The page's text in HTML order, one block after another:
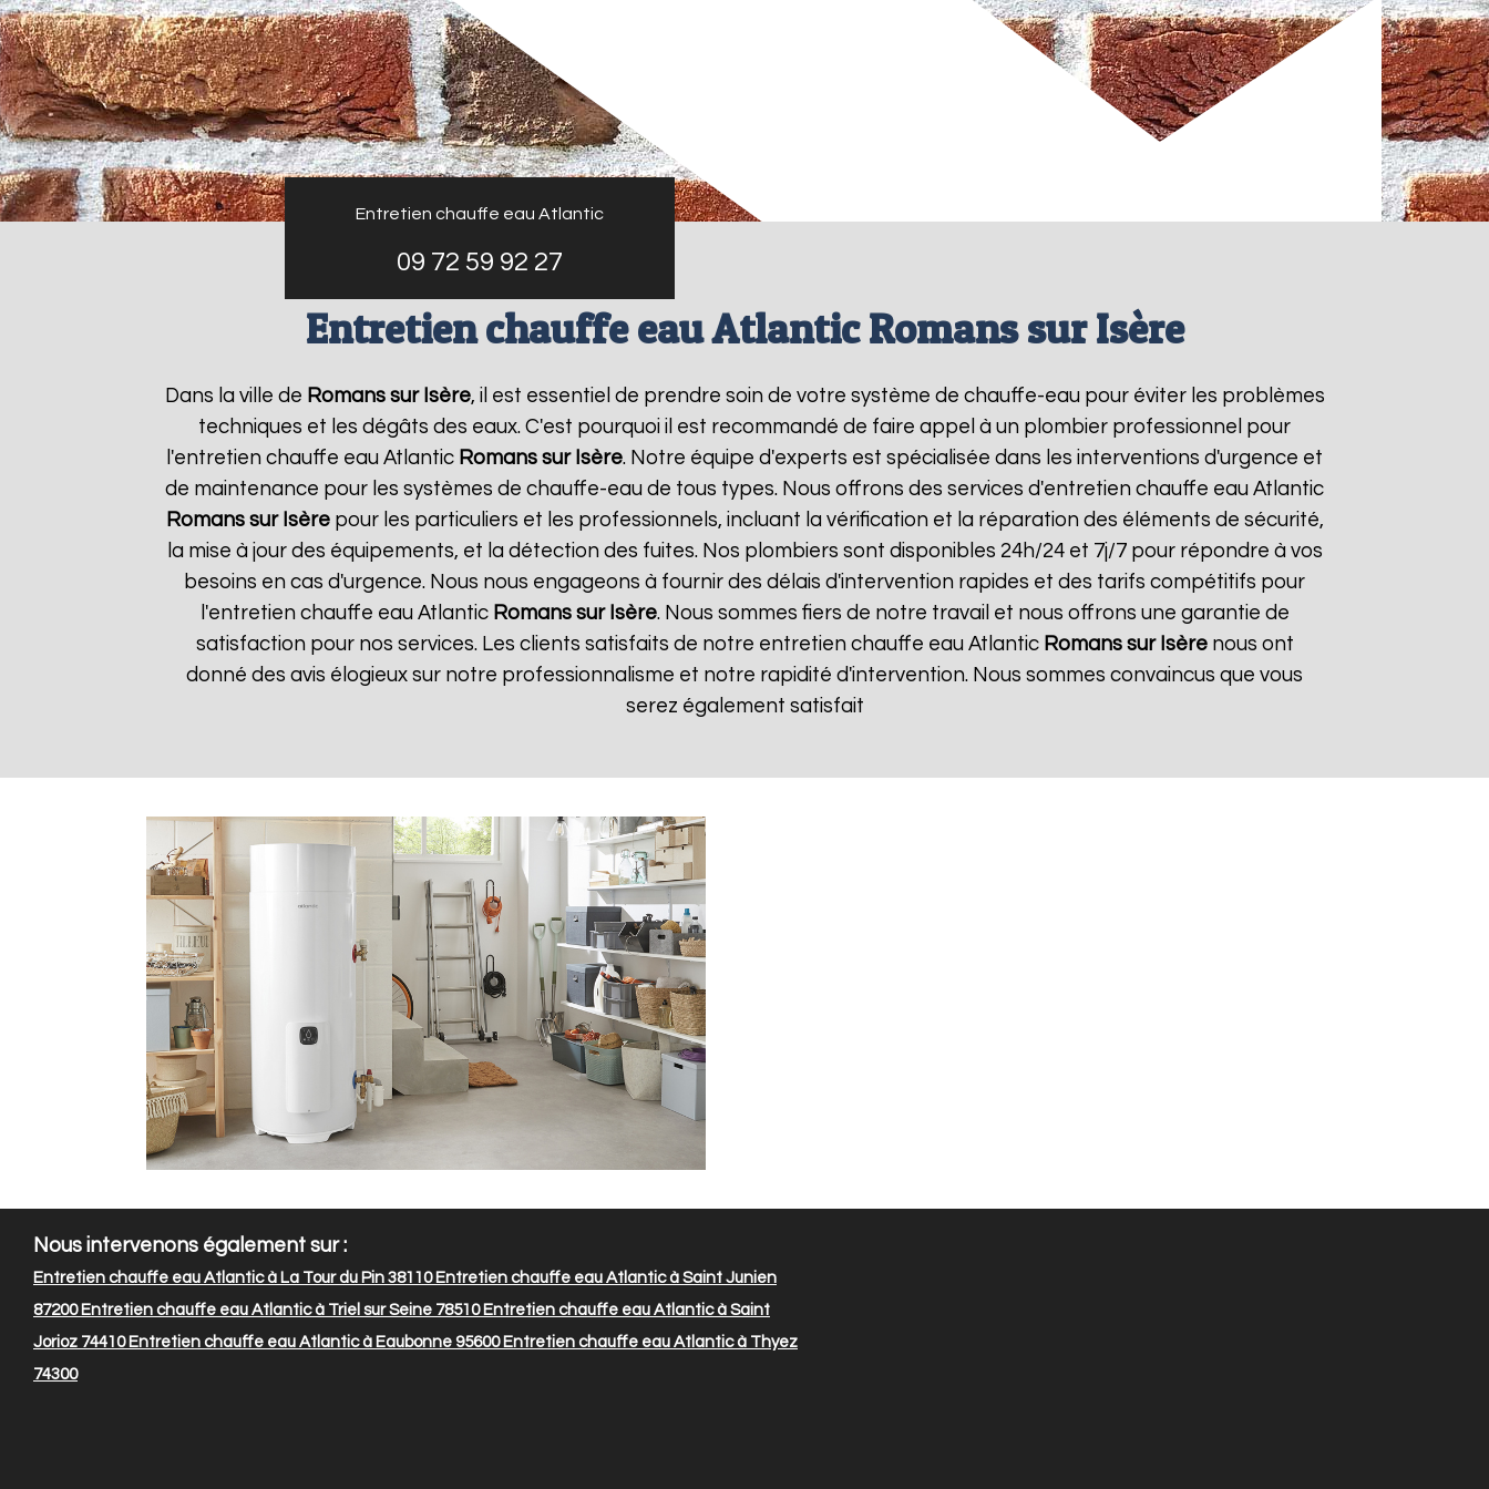
Entretien chauffe eau Atlantic
09 72 59 92 27
Entretien chauffe eau Atlantic Romans sur Isère
Dans la ville de Romans sur Isère, il est essentiel de prendre soin de votre système de chauffe-eau pour éviter les problèmes
techniques et les dégâts des eaux. C'est pourquoi il est recommandé de faire appel à un plombier professionnel pour
l'entretien chauffe eau Atlantic Romans sur Isère. Notre équipe d'experts est spécialisée dans les interventions d'urgence et
de maintenance pour les systèmes de chauffe-eau de tous types. Nous offrons des services d'entretien chauffe eau Atlantic
Romans sur Isèrepour les particuliers et les professionnels, incluant la vérification et la réparation des éléments de sécurité,
la mise à jour des équipements, et la détection des fuites. Nos plombiers sont disponibles 24h/24 et 7j/7 pour répondre à vos
besoins en cas d'urgence. Nous nous engageons à fournir des délais d'intervention rapides et des tarifs compétitifs pour
l'entretien chauffe eau Atlantic Romans sur Isère. Nous sommes fiers de notre travail et nous offrons une garantie de
satisfaction pour nos services. Les clients satisfaits de notre entretien chauffe eau Atlantic Romans sur Isèrenous ont
donné des avis élogieux sur notre professionnalisme et notre rapidité d'intervention. Nous sommes convaincus que vous
serez également satisfait
Nous intervenons également sur :
Entretien chauffe eau Atlantic à La Tour du Pin 38110Entretien chauffe eau Atlantic à Saint Junien
87200Entretien chauffe eau Atlantic à Triel sur Seine 78510Entretien chauffe eau Atlantic à Saint
Jorioz 74410Entretien chauffe eau Atlantic à Eaubonne 95600Entretien chauffe eau Atlantic à Thyez
74300